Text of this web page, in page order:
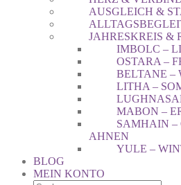
AUSGLEICH &
JAHRESKREIS &
IMBOLC –
OSTARA –
BELTANE –
LITHA –
MABON –
SAMHAIN –
AHNEN
YULE –
BLOG
MEIN KONTO